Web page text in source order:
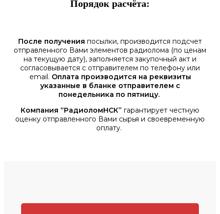
Порядок расчёта:
После получения посылки, производится подсчет
отправленного Вами элементов радиолома (по ценам
на текущую дату), заполняется закупочный акт и
согласовывается с отправителем по телефону или
email. Оплата производится на реквизиты
указанные в бланке отправителем с
понедельника по пятницу.
Компания “РадиоломНСК” гарантирует честную
оценку отправленного Вами сырья и своевременную
оплату.